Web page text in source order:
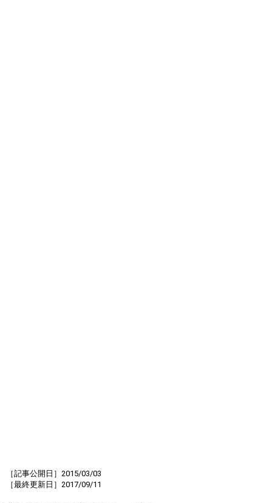
［記事公開日］2015/03/03
［最終更新日］2017/09/11